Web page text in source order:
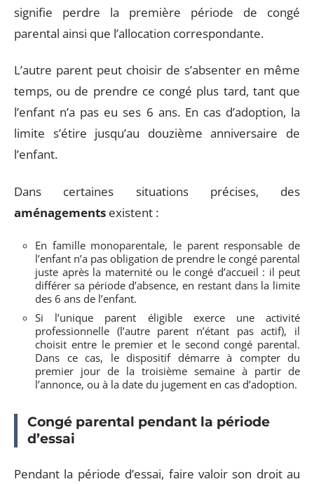
signifie perdre la première période de congé
parental ainsi que l’allocation correspondante.
L’autre parent peut choisir de s’absenter en même
temps, ou de prendre ce congé plus tard, tant que
l’enfant n’a pas eu ses 6 ans. En cas d’adoption, la
limite s’étire jusqu’au douzième anniversaire de
l’enfant.
Dans certaines situations précises, des
aménagements existent :
En famille monoparentale, le parent responsable de
l’enfant n’a pas obligation de prendre le congé parental
juste après la maternité ou le congé d’accueil : il peut
différer sa période d’absence, en restant dans la limite
des 6 ans de l’enfant.
Si l’unique parent éligible exerce une activité
professionnelle (l’autre parent n’étant pas actif), il
choisit entre le premier et le second congé parental.
Dans ce cas, le dispositif démarre à compter du
premier jour de la troisième semaine à partir de
l’annonce, ou à la date du jugement en cas d’adoption.
Congé parental pendant la période
d’essai
Pendant la période d’essai, faire valoir son droit au